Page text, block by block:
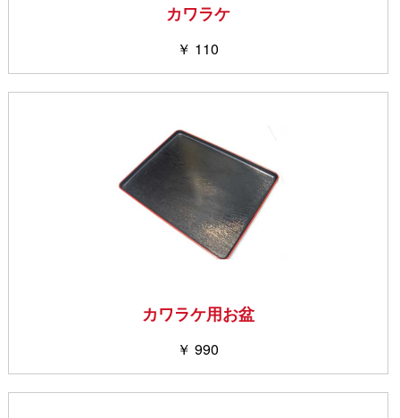
カワラケ
￥ 110
カワラケ用お盆
￥ 990